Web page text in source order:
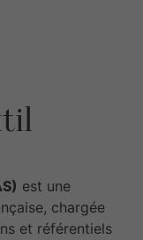
est une
chargée
et référentiels